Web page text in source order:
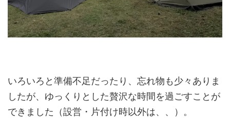
いろいろと準備不足だったり、忘れ物も少々ありま
したが、ゆっくりとした贅沢な時間を過ごすことが
できました（設営・片付け時以外は、、）。